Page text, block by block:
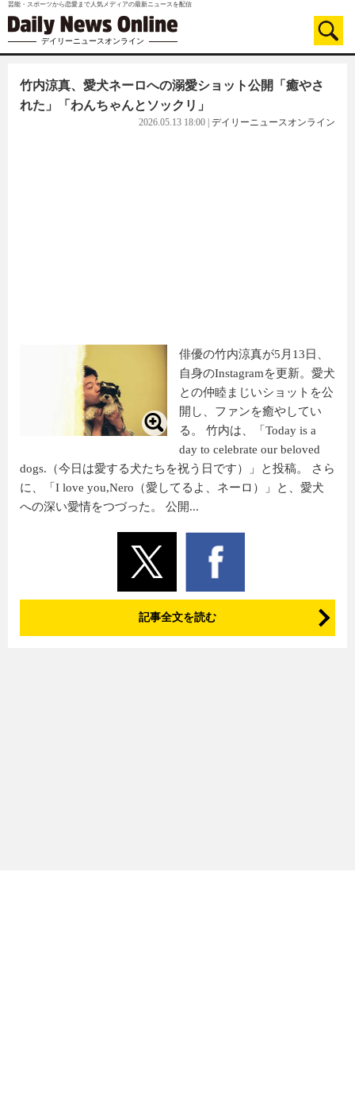
芸能・スポーツから恋愛まで人気メディアの最新ニュースを配信
デイリーニュースオンライン
竹内涼真、愛犬ネーロへの溺愛ショット公開「癒やさ
れた」「わんちゃんとソックリ」
2026.05.13 18:00 デイリーニュースオンライン
俳優の竹内涼真が5月13日、
自身のInstagramを更新。愛犬
との仲睦まじいショットを公
開し、ファンを癒やしてい
る。 竹内は、「Today is a
day to celebrate our beloved
dogs.（今日は愛する犬たちを祝う日です）」と投稿。 さら
に、「I love you,Nero（愛してるよ、ネーロ）」と、愛犬
への深い愛情をつづった。 公開...
記事全文を読む